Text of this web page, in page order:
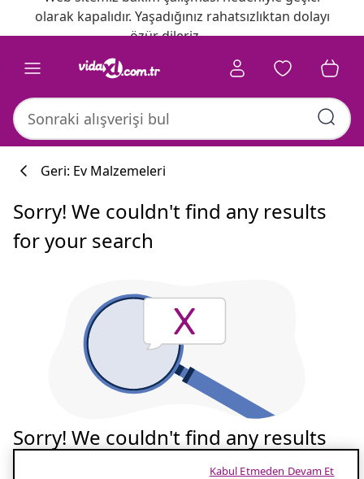
olarak kapalıdır. Yaşadığınız rahatsızlıktan dolayı
özür dileriz.
Geri: Ev Malzemeleri
Sorry! We couldn't find any results
for your search
Sorry! We couldn't find any results
Kabul Etmeden Devam Et